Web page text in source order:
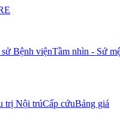
Bệnh việnTầm nhìn - Sứ
trị Nội trúCấp cứuBảng giá